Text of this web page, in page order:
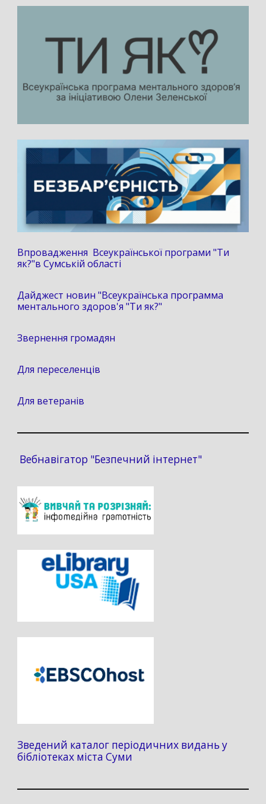
Впровадження Всеукраїнської програми "Ти
як?"в Сумській області
Дайджест новин "Всеукраїнська программа
ментального здоров'я "Ти як?"
Звернення громадян
Для переселенців
Для ветеранів
Вебнавігатор "Безпечний інтернет"
Зведений каталог періодичних видань у
бібліотеках міста Суми